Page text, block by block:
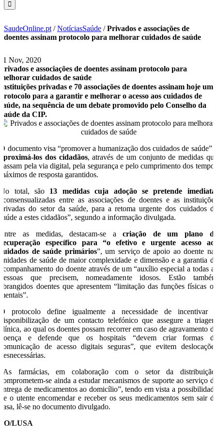
SaudeOnline.pt /NotíciasSaúde /Privados e associações de
doentes assinam protocolo para melhorar cuidados de saúde
11 Nov, 2020
Privados e associações de doentes assinam protocolo para
melhorar cuidados de saúde
Instituições privadas e 70 associações de doentes assinam hoje um
protocolo para a garantir e melhorar o acesso aos cuidados de
saúde, na sequência de um debate promovido pelo Conselho da
Saúde da CIP.
O documento visa “promover a humanização dos cuidados de saúde”
aproximá-los dos cidadãos, através de um conjunto de medidas que
passam pela via digital, pela segurança e pelo cumprimento dos tempos
máximos de resposta garantidos.
No total, são 13 medidas cuja adoção se pretende imediata
“consensualizadas entre as associações de doentes e as instituições
privadas do setor da saúde, para a retoma urgente dos cuidados de
saúde a estes cidadãos”, segundo a informação divulgada.
Entre as medidas, destacam-se acriação de um plano de
recuperação específico para “o efetivo e urgente acesso aos
cuidados de saúde primários”, um serviço de apoio ao doente nas
unidades de saúde de maior complexidade e dimensão e a garantia de
acompanhamento do doente através de um “auxílio especial a todas as
pessoas que precisem, nomeadamente idosos. Estão também
abrangidos doentes que apresentem “limitação das funções físicas ou
mentais”.
O protocolo define igualmente a necessidade de incentivar a
disponibilização de um contacto telefónico que assegure a triagem
clínica, ao qual os doentes possam recorrer em caso de agravamento da
doença e defende que os hospitais “devem criar formas de
comunicação de acesso digitais seguras”, que evitem deslocações
desnecessárias.
“As farmácias, em colaboração com o setor da distribuição,
comprometem-se ainda a estudar mecanismos de suporte ao serviço de
entrega de medicamentos ao domicílio”, tendo em vista a possibilidade
de o utente encomendar e receber os seus medicamentos sem sair de
casa, lê-se no documento divulgado.
SO/LUSA